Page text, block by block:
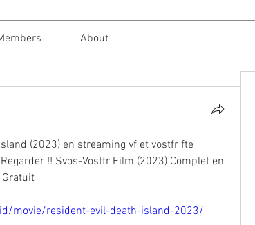
About
(2023) en streaming vf et vostfr fte
!! Svos-Vostfr Film (2023) Complet en
movie/resident-evil-death-island-2023/